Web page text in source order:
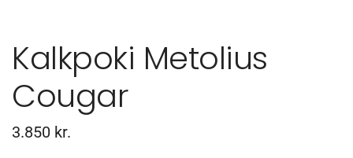
Kalkpoki Metolius
Cougar
3.850 kr.